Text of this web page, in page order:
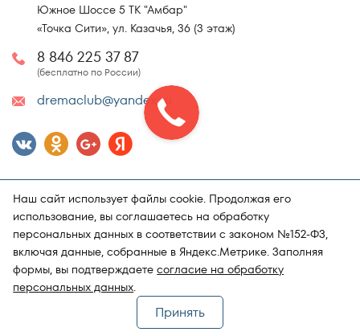
Южное Шоссе 5 ТК "Амбар"
«Точка Сити», ул. Казачья, 36 (3 этаж)
8 846 225 37 87
(бесплатно по России)
dremaclub@yandex.ru
Магазин матрасов "DRёMA" Поддержка и продвижение сайта
Карта сайта Политика конфиденциальности
Наш сайт использует файлы cookie. Продолжая его
использование, вы соглашаетесь на обработку
персональных данных в соответствии с законом №152-ФЗ,
включая данные, собранные в Яндекс.Метрике. Заполняя
формы, вы подтверждаетесогласие на обработку
персональных данных.
Принять